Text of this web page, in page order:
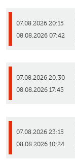
07.08.2026 20:15
08.08.2026 07:42
07.08.2026 20:30
08.08.2026 17:45
07.08.2026 23:15
08.08.2026 10:24